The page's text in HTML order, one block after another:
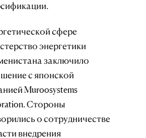
сфере
энергетики
заключило
с японской
Muroosystems
Стороны
о сотрудничестве
внедрения